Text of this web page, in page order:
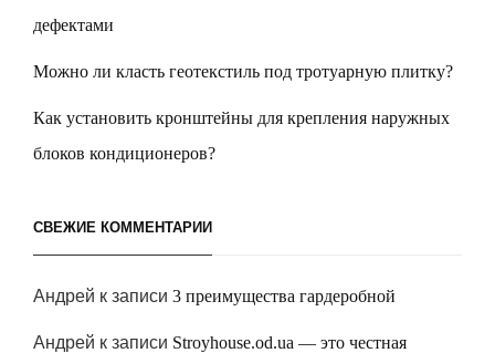
дефектами
Можно ли класть геотекстиль под тротуарную плитку?
Как установить кронштейны для крепления наружных
блоков кондиционеров?
СВЕЖИЕ КОММЕНТАРИИ
Андрей к записи 3 преимущества гардеробной
Андрей к записи Stroyhouse.od.ua — это честная